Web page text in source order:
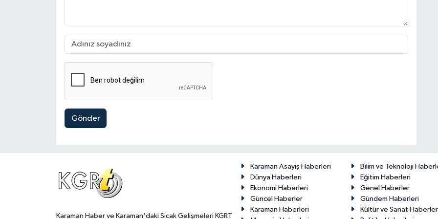
Gönder
Karaman Haber ve Karaman'daki Sıcak Gelişmeleri KGRT
Karaman Asayiş Haberleri
Bilim ve Teknoloji
Dünya Haberleri
Eğitim Haberleri
Ekonomi Haberleri
Genel Haberler
Güncel Haberler
Gündem Haberleri
Karaman Haberleri
Kültür ve Sanat